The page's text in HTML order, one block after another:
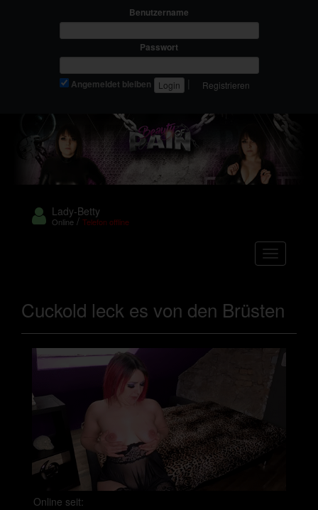
Benutzername
Passwort
Angemeldet bleiben Registrieren
Lady-Betty
Online /Telefon offline
Cuckold leck es von den Brüsten
Online seit: